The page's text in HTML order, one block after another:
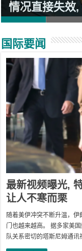
情况直接失效
国际要闻
最新视频曝光,
让人不寒而栗
随着美伊冲突不断升温，
门也越来越高。 据多家美
队关系密切的塔斯尼姆通